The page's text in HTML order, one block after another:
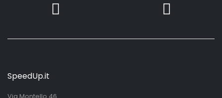
SpeedUp.it
Via Montello 46